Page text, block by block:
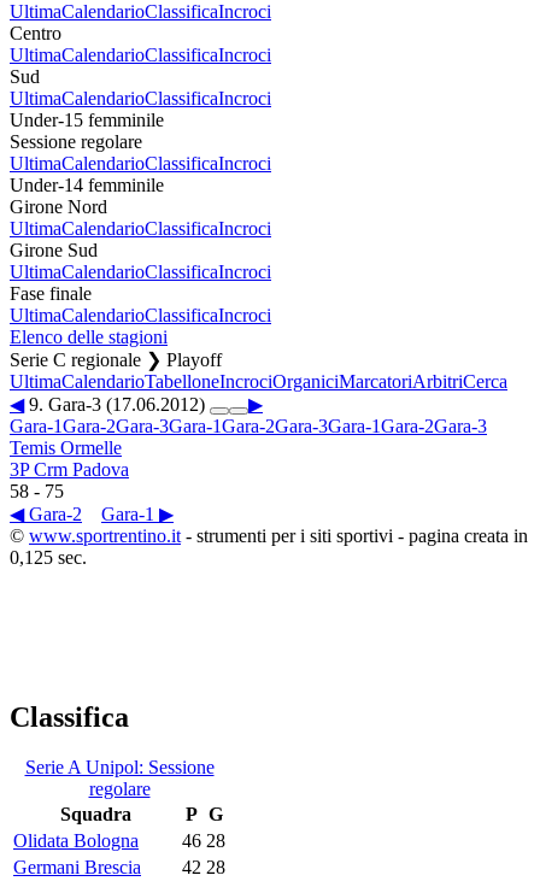
UltimaCalendarioClassificaIncroci
Centro
UltimaCalendarioClassificaIncroci
Sud
UltimaCalendarioClassificaIncroci
Under-15 femminile
Sessione regolare
UltimaCalendarioClassificaIncroci
Under-14 femminile
Girone Nord
UltimaCalendarioClassificaIncroci
Girone Sud
UltimaCalendarioClassificaIncroci
Fase finale
UltimaCalendarioClassificaIncroci
Elenco delle stagioni
Serie C regionale ❯ Playoff
UltimaCalendarioTabelloneIncrociOrganiciMarcatoriArbitriCerca
◀9. Gara-3 (17.06.2012)
▶
Gara-1Gara-2Gara-3Gara-1Gara-2Gara-3Gara-1Gara-2Gara-3
Temis Ormelle
3P Crm Padova
58 - 75
◀ Gara-2
Gara-1 ▶
© www.sportrentino.it - strumenti per i siti sportivi - pagina creata in
0,125 sec.
Classifica
Serie A Unipol: Sessione
regolare
Squadra
P G
Olidata Bologna
46 28
Germani Brescia
42 28